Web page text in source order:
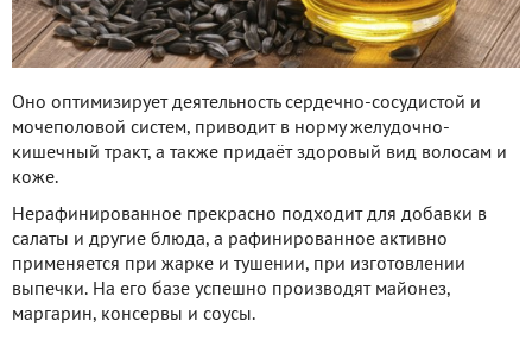
Оно оптимизирует деятельность сердечно-сосудистой и
мочеполовой систем, приводит в норму желудочно-
кишечный тракт, а также придаёт здоровый вид волосам и
коже.
Нерафинированное прекрасно подходит для добавки в
салаты и другие блюда, а рафинированное активно
применяется при жарке и тушении, при изготовлении
выпечки. На его базе успешно производят майонез,
маргарин, консервы и соусы.